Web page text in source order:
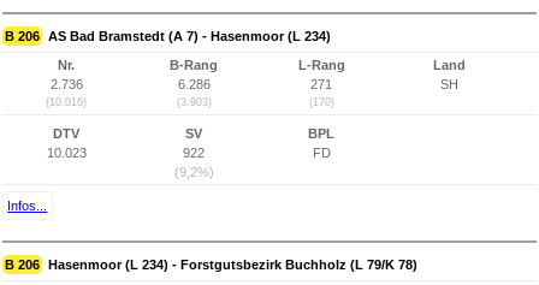
B 206 AS Bad Bramstedt (A 7) - Hasenmoor (L 234)
Nr.
2.736
(10.016)
B-Rang
6.286
(3.903)
L-Rang
271
(170)
Land
SH
DTV
10.023
SV
922
(9,2%)
BPL
FD
Infos...
B 206 Hasenmoor (L 234) - Forstgutsbezirk Buchholz (L 79/K 78)